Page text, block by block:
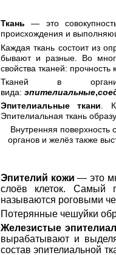
Ткань — это
происхождения и
Каждая ткань состоит из
бывают и разные. Во
свойства тканей: прочность
Тканей в
вида: эпителиальные,
Эпителиальные ткани .
Эпителиальная ткань
Внутренняя
органов и желёз также
Эпителий кожи — это
слоёв клеток. Самый
называются роговыми
Потерянные чешуйки
Железистые
вырабатывают и
состав эпителиальной